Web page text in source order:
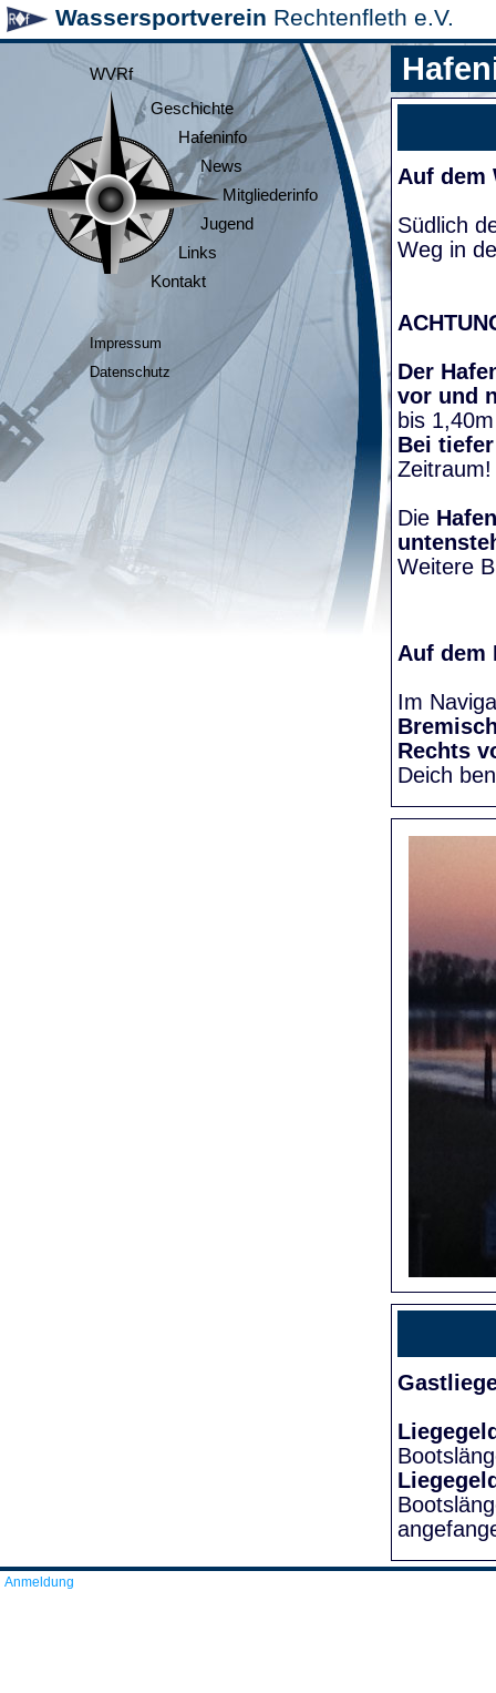
Wassersportverein Rechtenfleth e.V.
WVRf
Geschichte
Hafeninfo
News
Mitgliederinfo
Jugend
Links
Kontakt
Impressum
Datenschutz
Auf dem
Südlich
Weg in
Der
vor und
bis
Bei
Die
Weitere
Auf dem
Im
Rechts
Deich
Anmeldung